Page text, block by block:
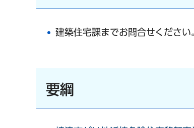
建築住宅課までお問合せください
要綱